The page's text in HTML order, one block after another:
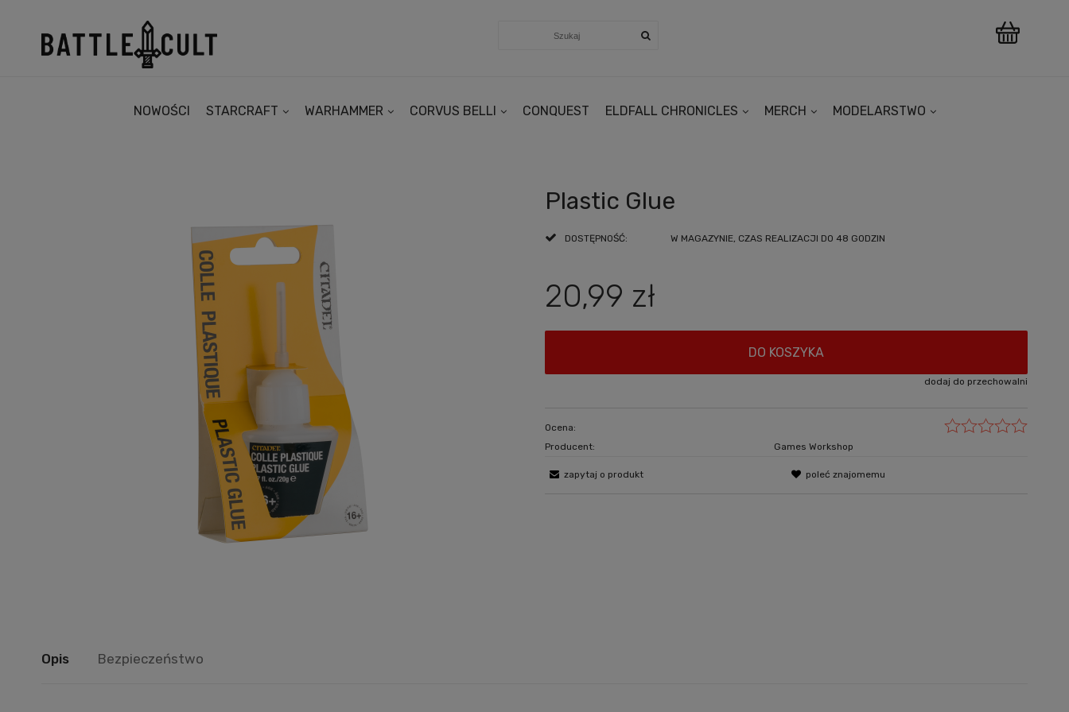
NOWOŚCI STARCRAFT WARHAMMER CORVUS BELLI CONQUEST ELDFALL CHRONICLES MERCH MODELARSTWO
Plastic Glue
DOSTĘPNOŚĆ: W MAGAZYNIE, CZAS REALIZACJI DO 48 GODZIN
20,99 zł
DO KOSZYKA
dodaj do przechowalni
Ocena:
Producent:
Games Workshop
zapytaj o produkt poleć znajomemu
Opis Bezpieczeństwo